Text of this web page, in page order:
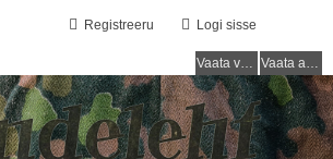
Logi sisse
Registreeru
Vaata vastamata teemasi Vaata aktiivseid teemasid